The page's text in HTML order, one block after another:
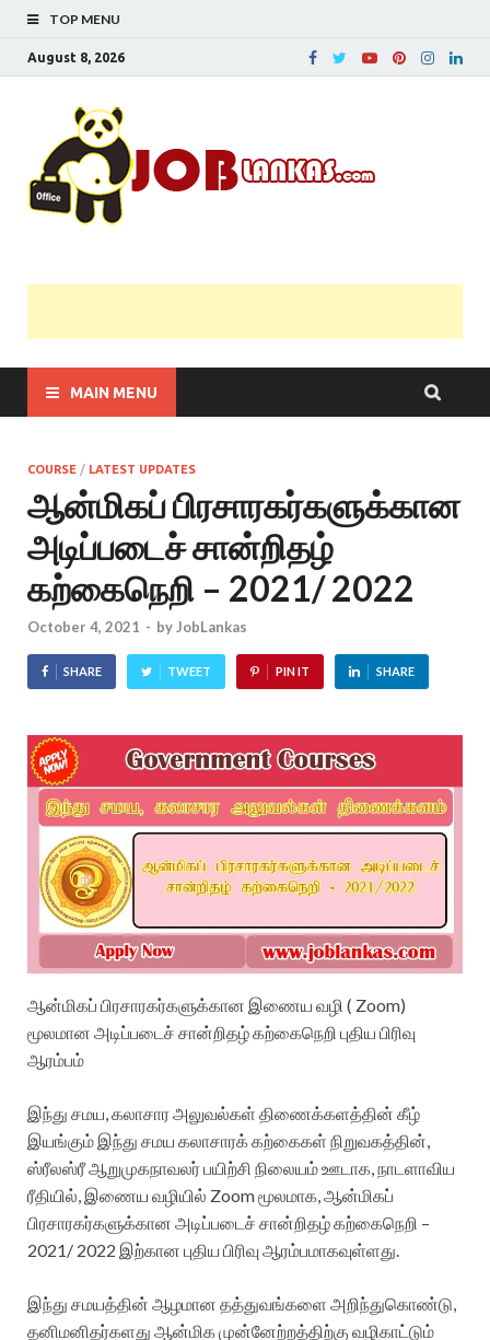
TOP MENU
August 8, 2026
MAIN MENU
COURSE / LATEST UPDATES
ஆன்மிகப் பிரசாரகர்களுக்கான
அடிப்படைச் சான்றிதழ்
கற்கைநெறி – 2021/ 2022
October 4, 2021 - byJobLankas
SHARE TWEET PIN IT SHARE
ஆன்மிகப் பிரசாரகர்களுக்கான இணைய வழி ( Zoom)
மூலமான அடிப்படைச் சான்றிதழ் கற்கைநெறி புதிய பிரிவு
ஆரம்பம்
இந்து சமய, கலாசார அலுவல்கள் திணைக்களத்தின் கீழ்
இயங்கும் இந்து சமய கலாசாரக் கற்கைகள் நிறுவகத்தின்,
ஸ்ரீலஸ்ரீ ஆறுமுகநாவலர் பயிற்சி நிலையம் ஊடாக, நாடளாவிய
ரீதியில், இணைய வழியில் Zoom மூலமாக, ஆன்மிகப்
பிரசாரகர்களுக்கான அடிப்படைச் சான்றிதழ் கற்கைநெறி –
2021/ 2022 இற்கான புதிய பிரிவு ஆரம்பமாகவுள்ளது.
இந்து சமயத்தின் ஆழமான தத்துவங்களை அறிந்துகொண்டு,
தனிமனிதர்களது ஆன்மிக முன்னேற்றத்திற்கு வழிகாட்டும்